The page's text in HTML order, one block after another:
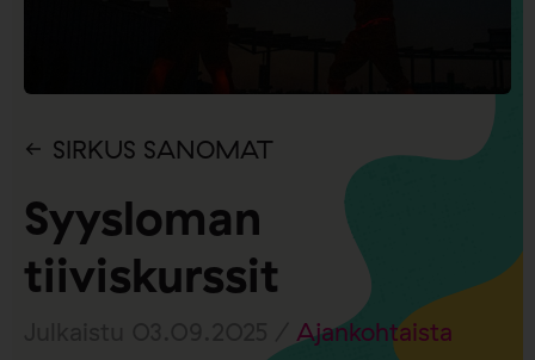
SIRKUS SANOMAT
Syysloman
tiiviskurssit
Ajankohtaista